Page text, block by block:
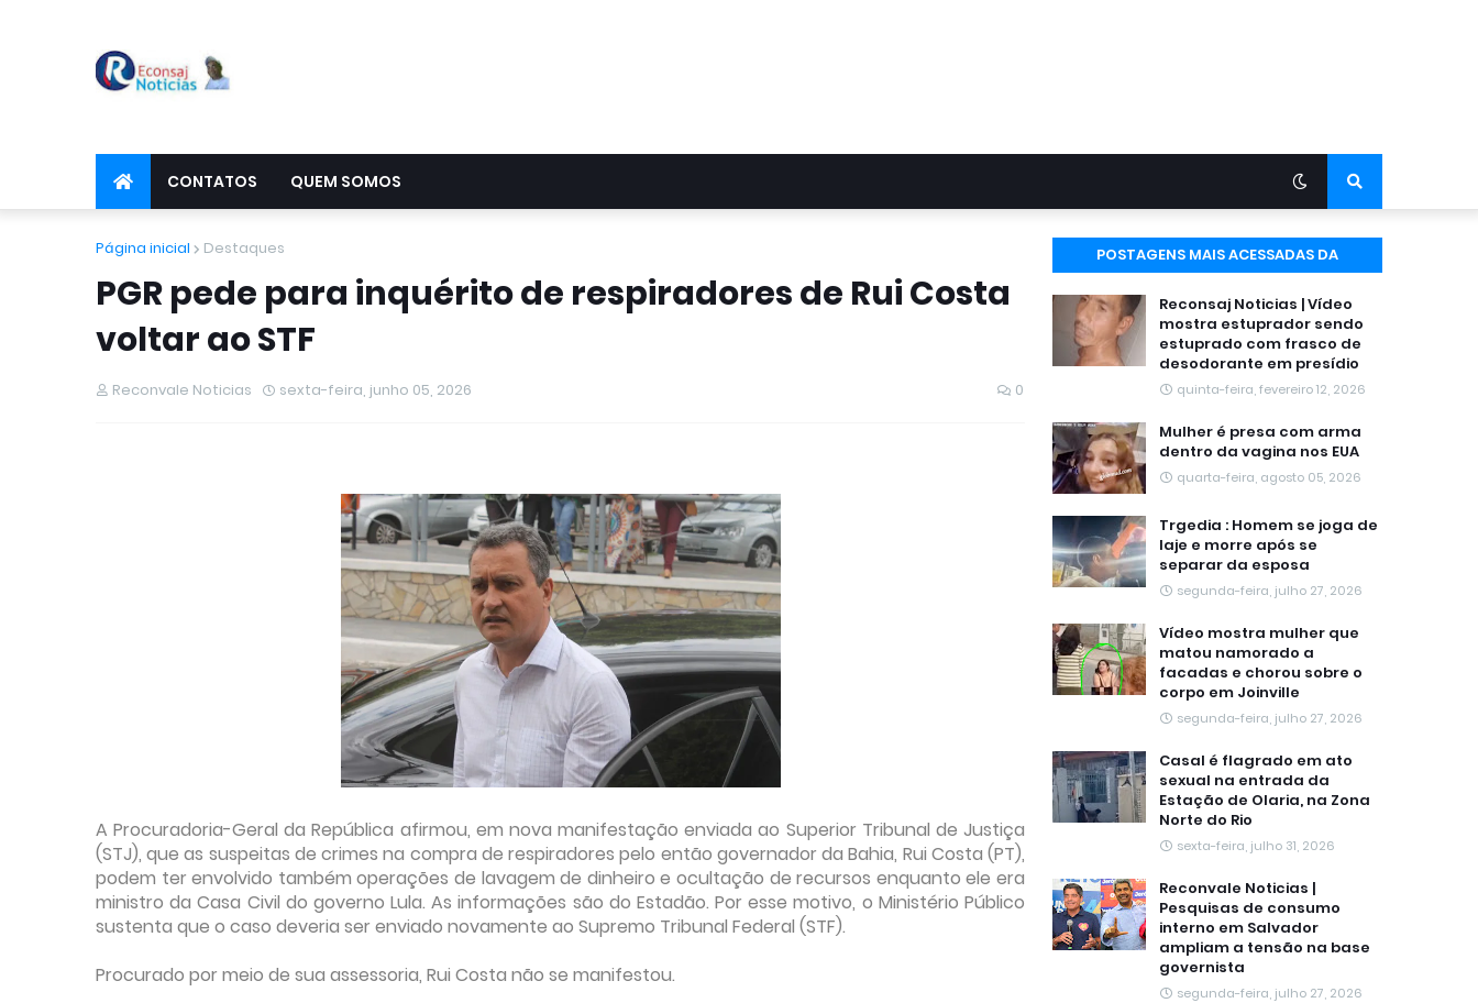
CONTATOS QUEM SOMOS
Página inicial Destaques
PGR pede para inquérito de respiradores de Rui Costa
voltar ao STF
Reconvale Noticias sexta-feira, junho 05, 2026 0
A Procuradoria-Geral da República afirmou, em nova manifestação enviada ao Superior Tribunal de Justiça
(STJ), que as suspeitas de crimes na compra de respiradores pelo então governador da Bahia, Rui Costa (PT),
podem ter envolvido também operações de lavagem de dinheiro e ocultação de recursos enquanto ele era
ministro da Casa Civil do governo Lula. As informações são do Estadão. Por esse motivo, o Ministério Público
sustenta que o caso deveria ser enviado novamente ao Supremo Tribunal Federal (STF).
Procurado por meio de sua assessoria, Rui Costa não se manifestou.
POSTAGENS MAIS ACESSADAS DA
Reconsaj Noticias | Vídeo
mostra estuprador sendo
estuprado com frasco de
desodorante em presídio
quinta-feira, fevereiro 12, 2026
Mulher é presa com arma
dentro da vagina nos EUA
quarta-feira, agosto 05, 2026
Trgedia : Homem se joga de
laje e morre após se
separar da esposa
segunda-feira, julho 27, 2026
Vídeo mostra mulher que
matou namorado a
facadas e chorou sobre o
corpo em Joinville
segunda-feira, julho 27, 2026
Casal é flagrado em ato
sexual na entrada da
Estação de Olaria, na Zona
Norte do Rio
sexta-feira, julho 31, 2026
Reconvale Noticias |
Pesquisas de consumo
interno em Salvador
ampliam a tensão na base
governista
segunda-feira, julho 27, 2026